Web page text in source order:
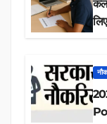
कल